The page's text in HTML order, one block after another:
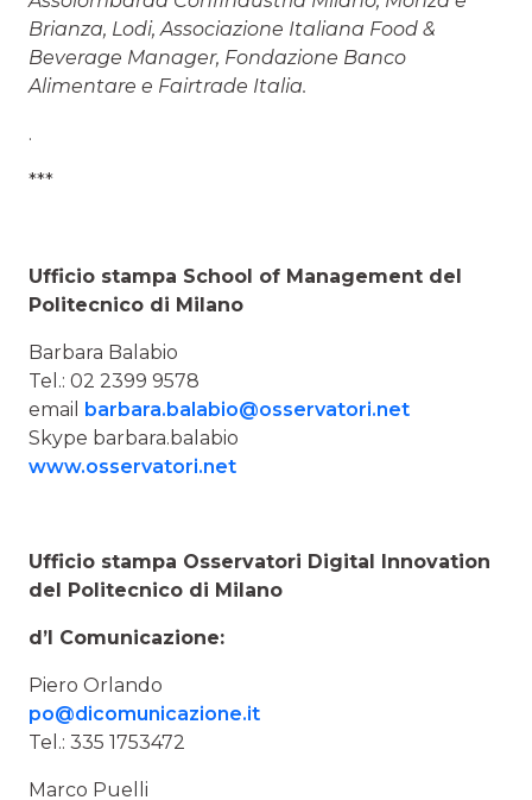
Brianza, Lodi, Associazione Italiana Food &
Beverage Manager, Fondazione Banco
Alimentare e Fairtrade Italia.
.
***
Ufficio stampa School of Management del
Politecnico di Milano
Barbara Balabio
Tel.: 02 2399 9578
email barbara.balabio@osservatori.net
Skype barbara.balabio
www.osservatori.net
Ufficio stampa Osservatori Digital Innovation
del Politecnico di Milano
d’I Comunicazione:
Piero Orlando
po@dicomunicazione.it
Tel.: 335 1753472
Marco Puelli